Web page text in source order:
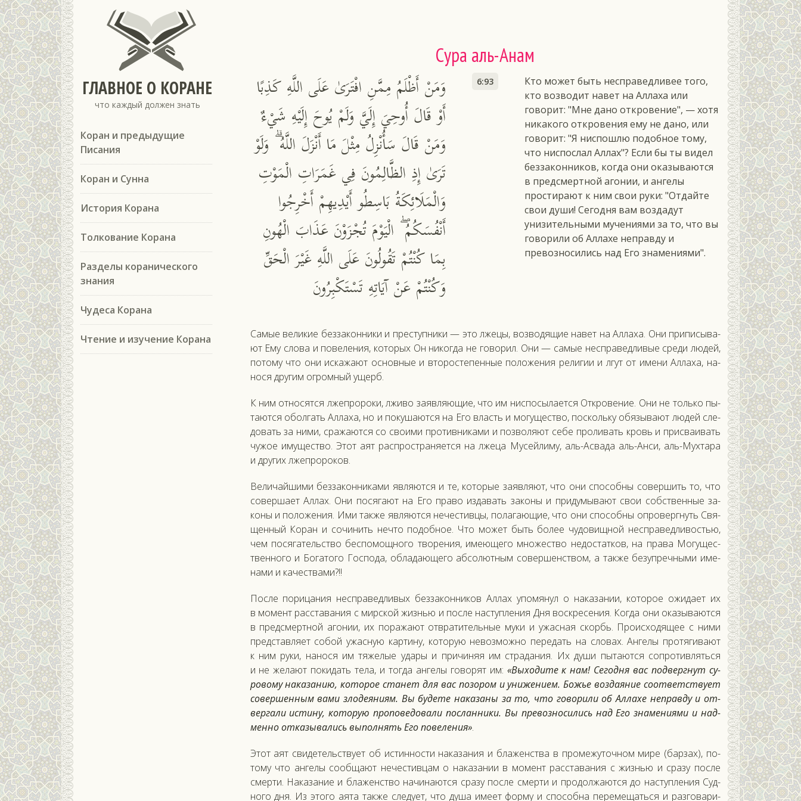
ГЛАВНОЕ О КОРАНЕ
что каждый должен знать
Коран и предыдущие
Писания
Коран и Сунна
История Корана
Толкование Корана
Разделы коранического
знания
Чудеса Корана
Чтение и изучение Корана
Сура аль-Анам
وَمَنْ أَظْلَمُ مِمَّنِ افْتَرَىٰ عَلَى اللَّهِ كَذِبًا
أَوْ قَالَ أُوحِيَ إِلَيَّ وَلَمْ يُوحَ إِلَيْهِ شَيْءٌ
وَمَنْ قَالَ سَأُنْزِلُ مِثْلَ مَا أَنْزَلَ اللَّهُ ۗ وَلَوْ
تَرَىٰ إِذِ الظَّالِمُونَ فِي غَمَرَاتِ الْمَوْتِ
وَالْمَلَائِكَةُ بَاسِطُو أَيْدِيهِمْ أَخْرِجُوا
أَنْفُسَكُمُ ۖ الْيَوْمَ تُجْزَوْنَ عَذَابَ الْهُونِ
بِمَا كُنْتُمْ تَقُولُونَ عَلَى اللَّهِ غَيْرَ الْحَقِّ
وَكُنْتُمْ عَنْ آيَاتِهِ تَسْتَكْبِرُونَ
6:93
Кто может быть несправедливее того,
кто возводит навет на Аллаха или
говорит: "Мне дано откровение", — хотя
никакого откровения ему не дано, или
говорит: "Я ниспошлю подобное тому,
что ниспослал Аллах"? Если бы ты видел
беззаконников, когда они оказываются
в предсмертной агонии, и ангелы
простирают к ним свои руки: "Отдайте
свои души! Сегодня вам воздадут
унизительными мучениями за то, что вы
говорили об Аллахе неправду и
превозносились над Его знамениями".
Са­мые ве­ликие без­за­кон­ни­ки и прес­тупни­ки — это лже­цы, воз­во­дящие на­вет на Ал­ла­ха. Они при­писы­ва­
ют Ему сло­ва и по­веле­ния, ко­торых Он ни­ког­да не го­ворил. Они — са­мые нес­пра­вед­ли­вые сре­ди лю­дей,
по­тому что они ис­ка­жа­ют ос­новные и вто­рос­те­пен­ные по­ложе­ния ре­лигии и лгут от име­ни Ал­ла­ха, на­
нося дру­гим ог­ромный ущерб.
К ним от­но­сят­ся лжеп­ро­роки, лжи­во за­яв­ля­ющие, что им нис­по­сыла­ет­ся От­кро­вение. Они не толь­ко пы­
та­ют­ся обол­гать Ал­ла­ха, но и по­куша­ют­ся на Его власть и мо­гущес­тво, пос­коль­ку обя­зыва­ют лю­дей сле­
довать за ни­ми, сра­жа­ют­ся со сво­ими про­тив­ни­ками и поз­во­ля­ют се­бе про­ливать кровь и прис­ва­ивать
чу­жое иму­щес­тво. Этот а­ят рас­простра­ня­ет­ся на лже­ца Му­сей­ли­му, аль-Ас­ва­да аль-Ан­си, аль-Мух­та­ра
и дру­гих лжеп­ро­роков.
Ве­личай­ши­ми без­за­кон­ни­ками яв­ля­ют­ся и те, ко­торые за­яв­ля­ют, что они спо­соб­ны со­вер­шить то, что
со­вер­ша­ет Ал­лах. Они по­сяга­ют на Его пра­во из­да­вать за­коны и при­думы­ва­ют свои собс­твен­ные за­
коны и по­ложе­ния. Ими так­же яв­ля­ют­ся не­чес­тивцы, по­лага­ющие, что они спо­соб­ны оп­ро­вер­гнуть Свя­
щен­ный Ко­ран и со­чинить неч­то по­доб­ное. Что мо­жет быть бо­лее чу­довищ­ной нес­пра­вед­ли­востью,
чем по­сяга­тель­ство бес­по­мощ­но­го тво­рения, име­юще­го мно­жес­тво не­дос­татков, на пра­ва Мо­гущес­
твен­но­го и Бо­гато­го Гос­по­да, об­ла­да­юще­го аб­со­лют­ным со­вер­шенс­твом, а так­же бе­зуп­речны­ми име­
нами и ка­чес­тва­ми?!!
Пос­ле по­рица­ния нес­пра­вед­ли­вых без­за­кон­ни­ков Ал­лах упо­мянул о на­каза­нии, ко­торое ожи­да­ет их
в мо­мент рас­ста­вания с мир­ской жизнью и пос­ле нас­тупле­ния Дня вос­кре­сения. Ког­да они ока­зыва­ют­ся
в пред­смертной аго­нии, их по­ража­ют от­вра­титель­ные му­ки и ужас­ная скорбь. Про­ис­хо­дящее с ни­ми
пред­став­ля­ет со­бой ужас­ную кар­ти­ну, ко­торую не­воз­можно пе­редать на сло­вах. Ан­ге­лы про­тяги­ва­ют
к ним ру­ки, на­нося им тя­желые уда­ры и при­чиняя им стра­дания. Их ду­ши пы­та­ют­ся соп­ро­тив­лять­ся
и не же­ла­ют по­кидать те­ла, и тог­да ан­ге­лы го­ворят им: «Вы­ходи­те к нам! Се­год­ня вас под­вер­гнут су­
рово­му на­каза­нию, ко­торое ста­нет для вас по­зором и уни­жени­ем. Божье воз­да­яние со­от­ветс­тву­ет
со­вер­шенным ва­ми зло­де­яни­ям. Вы бу­дете на­каза­ны за то, что го­вори­ли об Ал­ла­хе неп­равду и от­
верга­ли ис­ти­ну, ко­торую про­пове­дова­ли пос­ланни­ки. Вы пре­воз­но­сились над Его зна­мени­ями и над­
менно от­ка­зыва­лись вы­пол­нять Его по­веле­ния».
Этот а­ят сви­детель­ству­ет об ис­тиннос­ти на­каза­ния и бла­женс­тва в про­межу­точ­ном ми­ре (бар­зах), по­
тому что ан­ге­лы со­об­ща­ют не­чес­тивцам о на­каза­нии в мо­мент рас­ста­вания с жизнью и сра­зу пос­ле
смер­ти. На­каза­ние и бла­женс­тво на­чина­ют­ся сра­зу пос­ле смер­ти и про­дол­жа­ют­ся до нас­тупле­ния Суд­
но­го дня. Из это­го а­ята так­же сле­ду­ет, что ду­ша име­ет фор­му и спо­соб­на пе­реме­щать­ся и раз­го­вари­